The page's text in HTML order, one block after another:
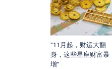
"11月起，财运大翻
身，这些星座财富暴
增"